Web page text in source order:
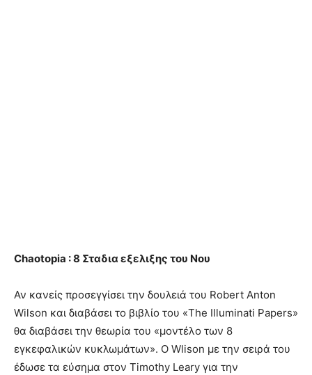
Chaotopia : 8 Σταδια εξελιξης του Νου
Αν κανείς προσεγγίσει την δουλειά του Robert Anton
Wilson και διαβάσει το βιβλίο του «The Illuminati Papers»
θα διαβάσει την θεωρία του «μοντέλο των 8
εγκεφαλικών κυκλωμάτων». Ο Wlison με την σειρά του
έδωσε τα εύσημα στον Timothy Leary για την